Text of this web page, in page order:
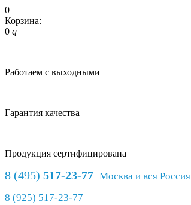
0
Корзина:
0 q
Работаем с выходными
Гарантия качества
Продукция сертифицирована
8 (495) 517-23-77 Москва и вся Россия
8 (925) 517-23-77